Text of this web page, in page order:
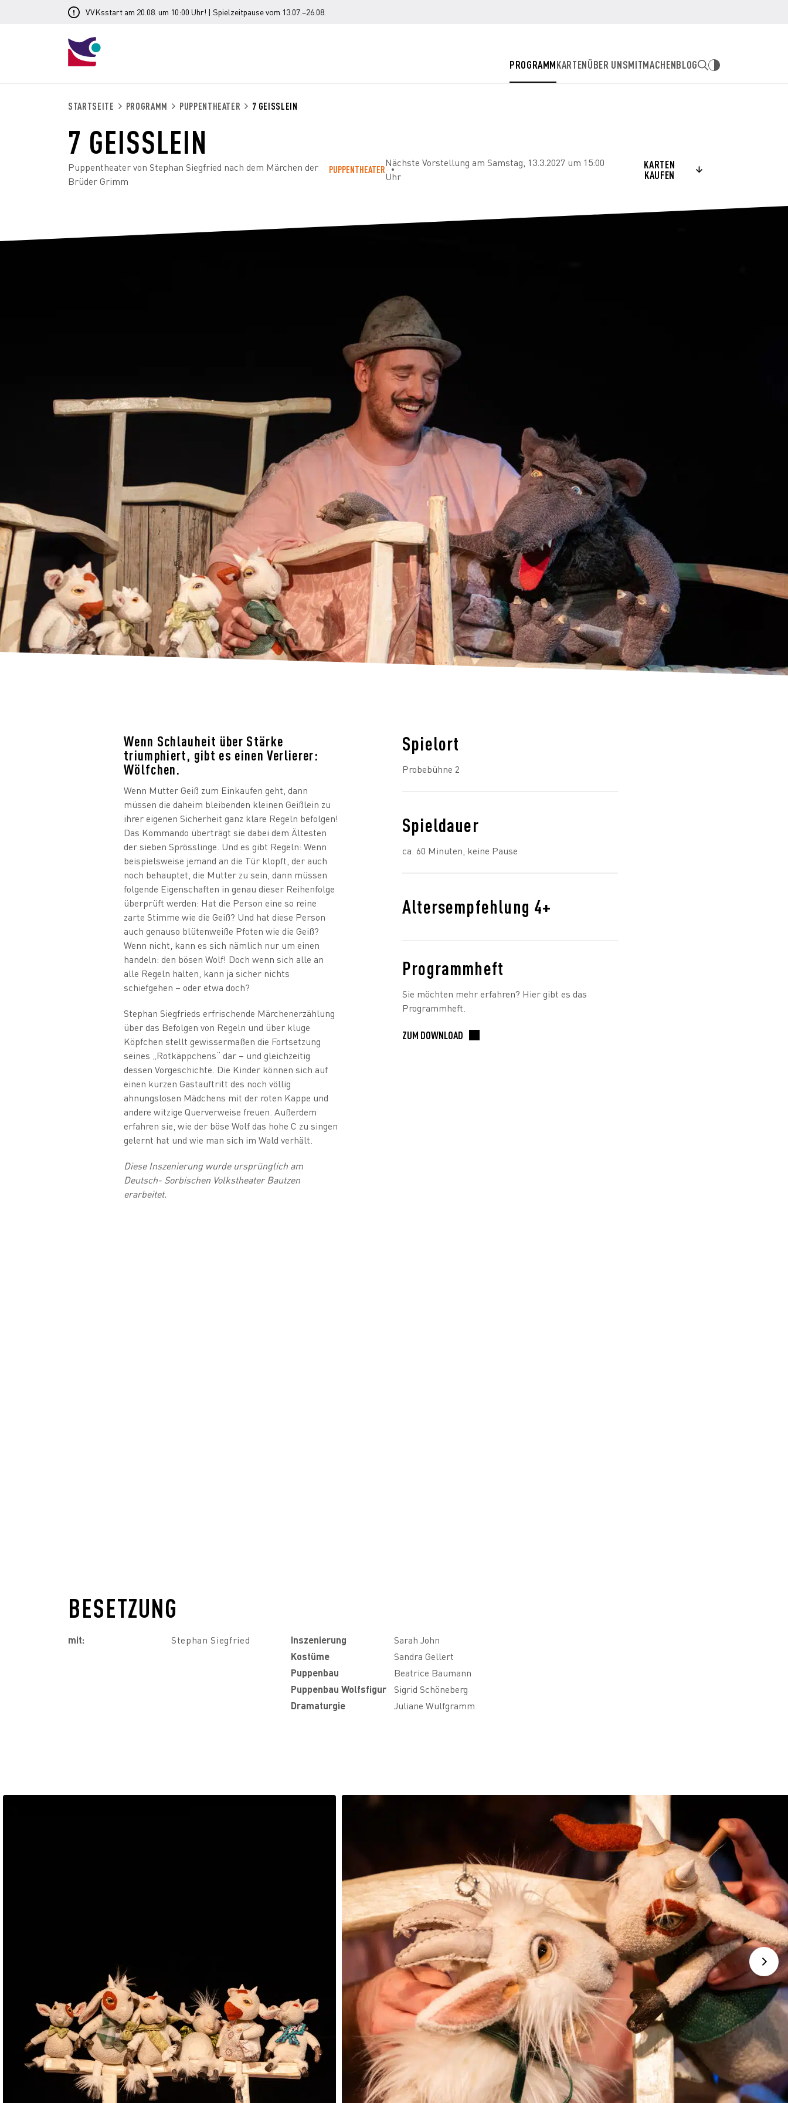
VVKsstart am 20.08. um 10:00 Uhr! | Spielzeitpause vom 13.07.–26.08.
PROGRAMMKARTENÜBER UNSMITMACHENBLOG
STARTSEITE PROGRAMM PUPPENTHEATER 7 GEISSLEIN
7 GEISSLEIN
Puppentheater von Stephan Siegfried nach dem Märchen der
Brüder Grimm
PUPPENTHEATER
Nächste Vorstellung am Samstag, 13.3.2027 um 15:00
Uhr
KARTEN
KAUFEN
Wenn Schlauheit über Stärke
triumphiert, gibt es einen Verlierer:
Wölfchen.
Wenn Mutter Geiß zum Einkaufen geht, dann
müssen die daheim bleibenden kleinen Geißlein zu
ihrer eigenen Sicherheit ganz klare Regeln befolgen!
Das Kommando überträgt sie dabei dem Ältesten
der sieben Sprösslinge. Und es gibt Regeln: Wenn
beispielsweise jemand an die Tür klopft, der auch
noch behauptet, die Mutter zu sein, dann müssen
folgende Eigenschaften in genau dieser Reihenfolge
überprüft werden: Hat die Person eine so reine
zarte Stimme wie die Geiß? Und hat diese Person
auch genauso blütenweiße Pfoten wie die Geiß?
Wenn nicht, kann es sich nämlich nur um einen
handeln: den bösen Wolf! Doch wenn sich alle an
alle Regeln halten, kann ja sicher nichts
schiefgehen – oder etwa doch?
Stephan Siegfrieds erfrischende Märchenerzählung
über das Befolgen von Regeln und über kluge
Köpfchen stellt gewissermaßen die Fortsetzung
seines „Rotkäppchens“ dar – und gleichzeitig
dessen Vorgeschichte. Die Kinder können sich auf
einen kurzen Gastauftritt des noch völlig
ahnungslosen Mädchens mit der roten Kappe und
andere witzige Querverweise freuen. Außerdem
erfahren sie, wie der böse Wolf das hohe C zu singen
gelernt hat und wie man sich im Wald verhält.
Diese Inszenierung wurde ursprünglich am
Deutsch- Sorbischen Volkstheater Bautzen
erarbeitet.
Spielort
Probebühne 2
Spieldauer
ca. 60 Minuten, keine Pause
Altersempfehlung 4+
Programmheft
Sie möchten mehr erfahren? Hier gibt es das
Programmheft.
ZUM DOWNLOAD
BESETZUNG
mit: Stephan Siegfried Inszenierung
Sarah John
Kostüme
Sandra Gellert
Puppenbau
Beatrice Baumann
Puppenbau Wolfsfigur
Sigrid Schöneberg
Dramaturgie
Juliane Wulfgramm